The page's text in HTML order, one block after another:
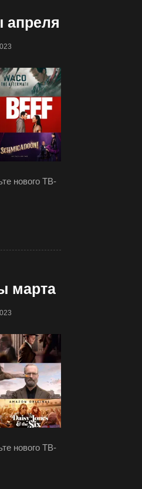
апреля
нового ТВ-
марта
нового ТВ-